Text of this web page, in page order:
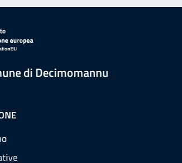
di Decimomannu